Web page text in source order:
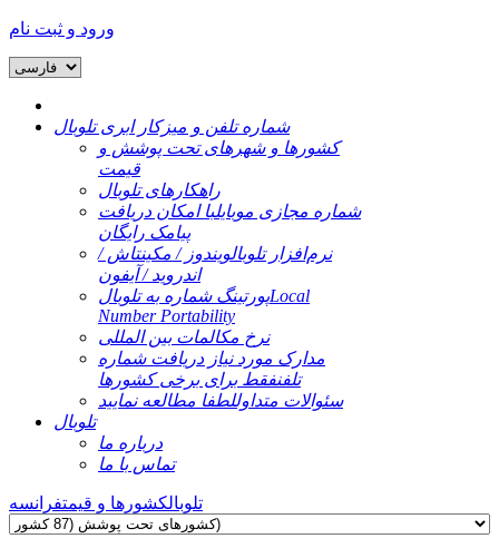
ورود و ثبت نام
شماره تلفن و میزکار ابری تلوبال
کشورها و شهرهای تحت پوشش و
قیمت
راهکارهای تلوبال
شماره مجازی موبایلبا امکان دریافت
پیامک رایگان
نرم‌افزار تلوبالویندوز / مکینتاش /
اندروید / آیفون
پورتینگ شماره به تلوبالLocal
Number Portability
نرخ مکالمات بین المللی
مدارک مورد نیاز دریافت شماره
تلفنفقط برای برخی کشورها
سئوالات متداوللطفا مطالعه نمایید
تلوبال
درباره ما
تماس با ما
تلوبالکشورها و قیمتفرانسه